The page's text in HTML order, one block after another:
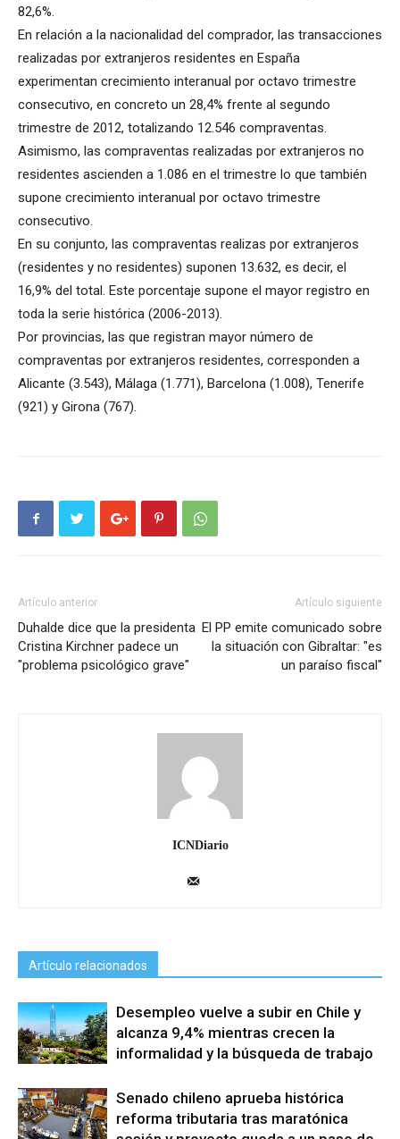
82,6%.
En relación a la nacionalidad del comprador, las transacciones
realizadas por extranjeros residentes en España
experimentan crecimiento interanual por octavo trimestre
consecutivo, en concreto un 28,4% frente al segundo
trimestre de 2012, totalizando 12.546 compraventas.
Asimismo, las compraventas realizadas por extranjeros no
residentes ascienden a 1.086 en el trimestre lo que también
supone crecimiento interanual por octavo trimestre
consecutivo.
En su conjunto, las compraventas realizas por extranjeros
(residentes y no residentes) suponen 13.632, es decir, el
16,9% del total. Este porcentaje supone el mayor registro en
toda la serie histórica (2006-2013).
Por provincias, las que registran mayor número de
compraventas por extranjeros residentes, corresponden a
Alicante (3.543), Málaga (1.771), Barcelona (1.008), Tenerife
(921) y Girona (767).
Artículo anterior
Duhalde dice que la presidenta
Cristina Kirchner padece un
"problema psicológico grave"
Artículo siguiente
El PP emite comunicado sobre
la situación con Gibraltar: "es
un paraíso fiscal"
ICNDiario
Artículo relacionados
Desempleo vuelve a subir en Chile y
alcanza 9,4% mientras crecen la
informalidad y la búsqueda de trabajo
Senado chileno aprueba histórica
reforma tributaria tras maratónica